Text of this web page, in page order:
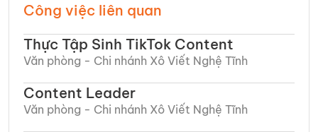
Công việc liên quan
Thực Tập Sinh TikTok Content
Văn phòng - Chi nhánh Xô Viết Nghệ Tĩnh​
Content Leader
Văn phòng - Chi nhánh Xô Viết Nghệ Tĩnh​